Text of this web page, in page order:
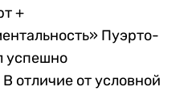
+
Пуэрто-
успешно
отличие от условной